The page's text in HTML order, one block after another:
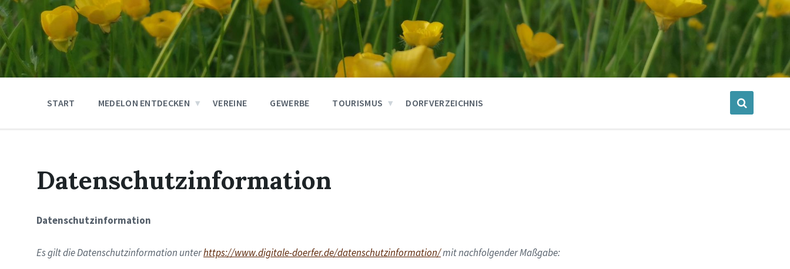
START MEDELON ENTDECKEN VEREINE GEWERBE TOURISMUS DORFVERZEICHNIS
Datenschutzinformation
Datenschutzinformation
Es gilt die Datenschutzinformation unterhttps://www.digitale-doerfer.de/datenschutzinformation/mit nachfolgender Maßgabe: